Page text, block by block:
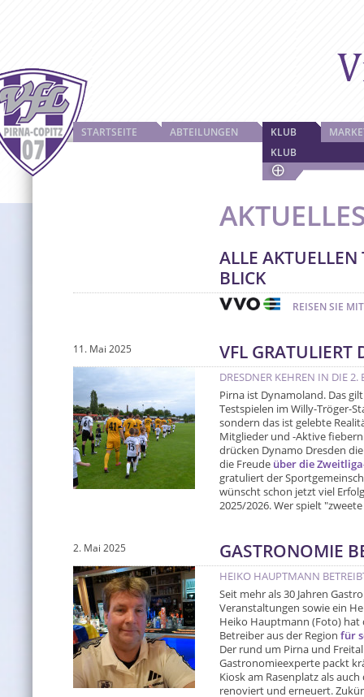
STARTSEITE ABTEILUNGEN
KLUB
KLUB
ALLE
BLICK
REISEN SIE
VFL GRATULIERT
11. Mai 2025
DRESDNER KEHREN IN DIE 2.
Pirna ist Dynamoland. Das
Testspielen im Willy-Tröger-
sondern das ist gelebte
Mitglieder und -Aktive
drücken Dynamo Dresden
die Freude über die
gratuliert der
wünscht schon jetzt viel
2025/2026. Wer spielt
GASTRONOMIE
2. Mai 2025
HEIKO HAUPTMANN
Seit mehr als 30 Jahren
Veranstaltungen sowie ein
Heiko Hauptmann (Foto) hat
Betreiber aus der Region für
Der rund um Pirna und
Gastronomieexperte packt
Kiosk am Rasenplatz als
renoviert und erneuert.